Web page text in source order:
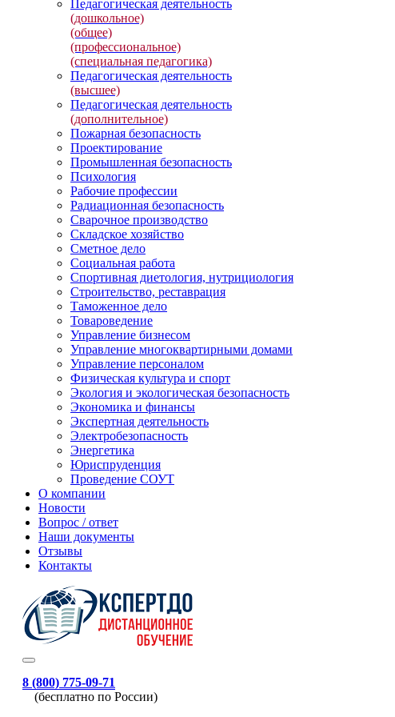
Педагогическая деятельность
(дошкольное)
(общее)
(профессиональное)
(специальная педагогика)
Педагогическая деятельность
(высшее)
Педагогическая деятельность
(дополнительное)
Пожарная безопасность
Проектирование
Промышленная безопасность
Психология
Рабочие профессии
Радиационная безопасность
Сварочное производство
Складское хозяйство
Сметное дело
Социальная работа
Спортивная диетология, нутрициология
Строительство, реставрация
Таможенное дело
Товароведение
Управление бизнесом
Управление многоквартирными домами
Управление персоналом
Физическая культура и спорт
Экология и экологическая безопасность
Экономика и финансы
Экспертная деятельность
Электробезопасность
Энергетика
Юриспруденция
Проведение СОУТ
О компании
Новости
Вопрос / ответ
Наши документы
Отзывы
Контакты
8 (800) 775-09-71
(бесплатно по России)